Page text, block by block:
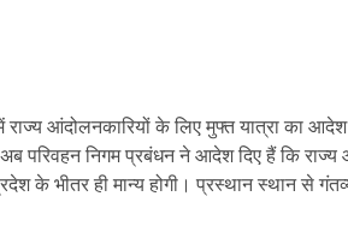
आंदोलनकारियों के लिए मुफ्त यात्रा का आदेश
परिवहन निगम प्रबंधन ने आदेश दिए हैं कि राज्य
के भीतर ही मान्य होगी। प्रस्थान स्थान से